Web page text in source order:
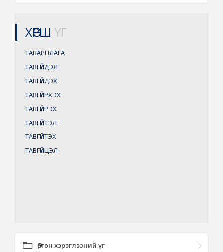
ХӨРШ ҮГ
ТАВАРЦЛАГА
ТАВГҮЙДЭЛ
ТАВГҮЙДЭХ
ТАВГҮЙРХЭХ
ТАВГҮЙРЭХ
ТАВГҮЙТЭЛ
ТАВГҮЙТЭХ
ТАВГҮЙЦЭЛ
Өргөн хэрэглээний үг